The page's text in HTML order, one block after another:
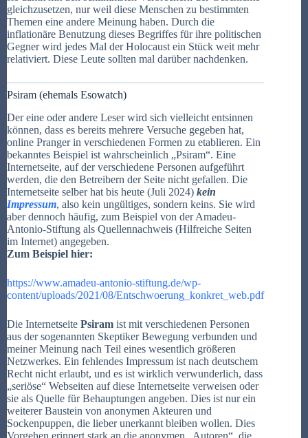
gleichzusetzen, nur weil diese Menschen zu bestimmten
Themen eine andere Meinung haben. Durch die
inflationäre Benutzung dieses Begriffes für ihre politischen
Gegner wird jedes Mal der Holocaust ein Stück weit mehr
relativiert. Diese Leute sollten mal darüber nachdenken.
Psiram (ehemals Esowatch)
Der eine oder andere Leser wird sich vielleicht entsinnen
können, dass es bereits mehrere Versuche gegeben hat,
online Pranger in verschiedenen Formen zu etablieren. Ein
bekanntes Beispiel ist wahrscheinlich „Psiram“. Eine
Internetseite, auf der verschiedene Personen aufgeführt
werden, die den Betreibern der Seite nicht gefallen. Die
Internetseite selber hat bis heute (Juli 2024) kein
Impressum, also kein ungültiges, sondern keins. Sie wird
aber dennoch häufig, zum Beispiel von der Amadeu-
Antonio-Stiftung als Quellennachweis (Hilfreiche Seiten
im Internet) angegeben.
Zum Beispiel hier:
https://www.amadeu-antonio-stiftung.de/wp-
content/uploads/2021/08/Entschwoerung_konkret_web.pdf
Die Internetseite Psiram ist mit verschiedenen Personen
aus der sogenannten Skeptiker Bewegung verbunden und
meiner Meinung nach Teil eines wesentlich größeren
Netzwerkes. Ein fehlendes Impressum ist nach deutschem
Recht nicht erlaubt, und es ist wirklich verwunderlich, dass
„seriöse“ Webseiten auf diese Internetseite verweisen oder
sie als Quelle für Behauptungen angeben. Dies ist nur ein
weiterer Baustein von anonymen Akteuren und
Sockenpuppen, die lieber unerkannt bleiben wollen. Dies
Vorgehen erinnert stark an die anonymen „Autoren“, die